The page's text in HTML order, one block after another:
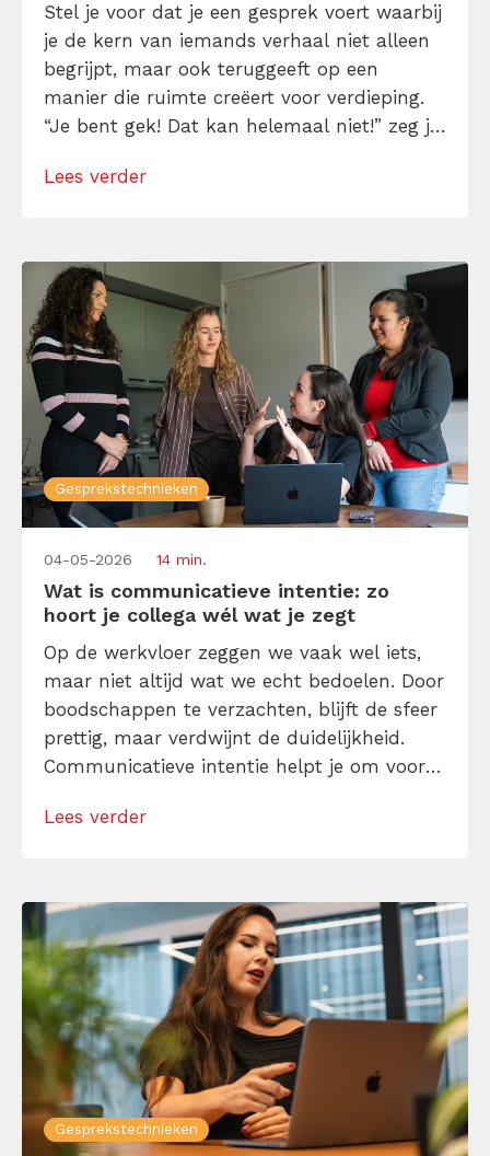
Stel je voor dat je een gesprek voert waarbij
je de kern van iemands verhaal niet alleen
begrijpt, maar ook teruggeeft op een
manier die ruimte creëert voor verdieping.
“Je bent gek! Dat kan helemaal niet!” zeg je
precies waar het onderdeel Samenvatten
Lees verder
Gesprekstechnieken
04-05-2026 14 min.
Wat is communicatieve intentie: zo
hoort je collega wél wat je zegt
Op de werkvloer zeggen we vaak wel iets,
maar niet altijd wat we echt bedoelen. Door
boodschappen te verzachten, blijft de sfeer
prettig, maar verdwijnt de duidelijkheid.
Communicatieve intentie helpt je om vooraf
woorden. Hoe bepaal je het? Hoe herken je
Lees verder
Gesprekstechnieken